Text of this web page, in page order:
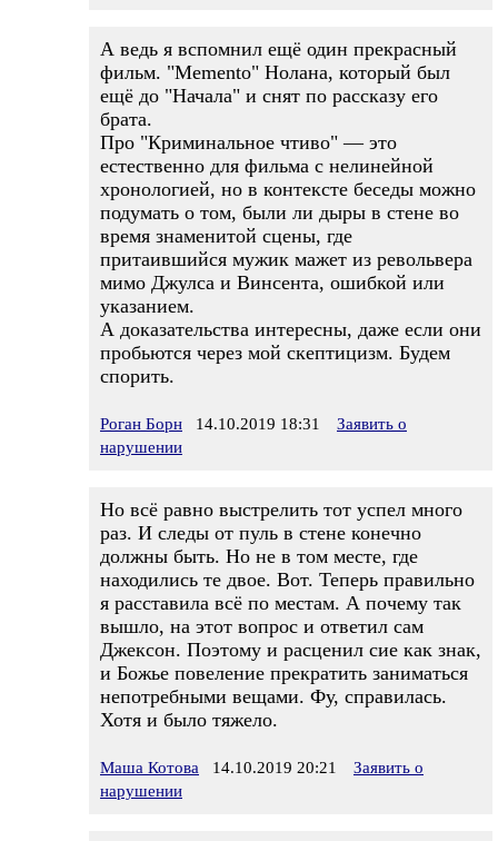
А ведь я вспомнил ещё один прекрасный
фильм. "Memento" Нолана, который был
ещё до "Начала" и снят по рассказу его
брата.
Про "Криминальное чтиво" — это
естественно для фильма с нелинейной
хронологией, но в контексте беседы можно
подумать о том, были ли дыры в стене во
время знаменитой сцены, где
притаившийся мужик мажет из револьвера
мимо Джулса и Винсента, ошибкой или
указанием.
А доказательства интересны, даже если они
пробьются через мой скептицизм. Будем
спорить.
Роган Борн 14.10.2019 18:31
Заявить о
нарушении
Но всё равно выстрелить тот успел много
раз. И следы от пуль в стене конечно
должны быть. Но не в том месте, где
находились те двое. Вот. Теперь правильно
я расставила всё по местам. А почему так
вышло, на этот вопрос и ответил сам
Джексон. Поэтому и расценил сие как знак,
и Божье повеление прекратить заниматься
непотребными вещами. Фу, справилась.
Хотя и было тяжело.
Маша Котова 14.10.2019 20:21
Заявить о
нарушении